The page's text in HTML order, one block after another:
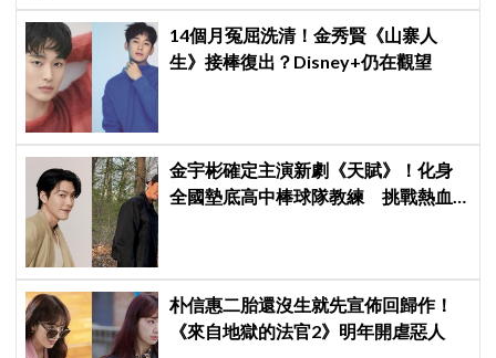
14個月冤屈洗清！金秀賢《山寨人
生》接棒復出？Disney+仍在觀望
金宇彬確定主演新劇《天賦》！化身
全國墊底高中棒球隊教練 挑戰熱血
朴信惠二胎還沒生就先宣佈回歸作！
《來自地獄的法官2》明年開虐惡人